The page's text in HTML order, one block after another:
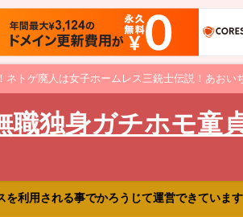
トゲ廃人は女子ホームレス三銃士伝説！あおい
独身ガチホモ童
利用される事でかろうじて運営できていま